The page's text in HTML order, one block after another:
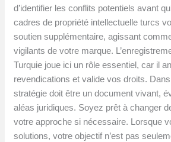
d’identifier les conflits potentiels avant
cadres de propriété intellectuelle turcs
soutien supplémentaire, agissant
vigilants de votre marque.
Turquie joue ici un rôle essentiel, car il
revendications et valide vos droits.
stratégie doit être un document vivant,
aléas juridiques. Soyez prêt à changer
votre approche si nécessaire. Lorsque
solutions, votre objectif n’est pas